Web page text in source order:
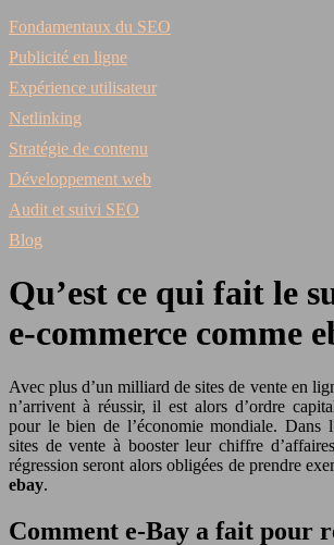
Fondamentaux du SEO
Publicité en ligne
Expérience utilisateur
Netlinking
Stratégie de contenu
Développement web
Audit et suivi SEO
Blog
Qu’est ce qui fait le
e-commerce comme
Avec plus d’un milliard de sites de vente en
n’arrivent à réussir, il est alors d’ordre
pour le bien de l’économie mondiale. Dans
sites de vente à booster leur chiffre
régression seront alors obligées de prendre
ebay.
Comment e-Bay a fait pour